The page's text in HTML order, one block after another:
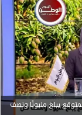
يبلغ مليونًا ونصف